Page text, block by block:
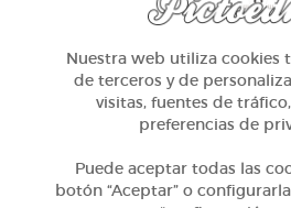
Nuestra web utiliza cookies
de terceros y de
visitas, fuentes de
preferencias de
Puede aceptar todas las
botón “Aceptar” o